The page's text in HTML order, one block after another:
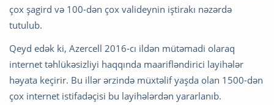
çox şagird və 100-dən çox valideynin iştirakı nəzərdə
tutulub.
Qeyd edək ki, Azercell 2016-cı ildən mütəmadi olaraq
internet təhlükəsizliyi haqqında maarifləndirici layihələr
həyata keçirir. Bu illər ərzində müxtəlif yaşda olan 1500-dən
çox internet istifadəçisi bu layihələrdən yararlanıb.